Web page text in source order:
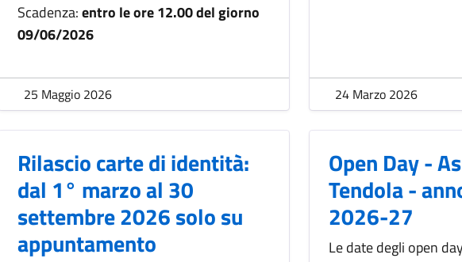
Scadenza:entro le ore 12.00 del giorno
09/06/2026
25 Maggio 2026 24 Marzo 2026
Rilascio carte di identità:
dal 1° marzo al 30
settembre 2026 solo su
appuntamento
Open Day -
Tendola -
2026-27
Le date degli open